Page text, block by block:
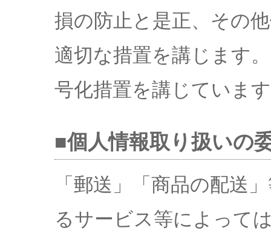
損の防止と是正、その
適切な措置を講じます
号化措置を講じていま
■個人情報取り扱いの
「郵送」「商品の配送
るサービス等によって